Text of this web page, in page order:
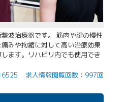
波治療器です。 筋肉や腱の慢性
痛みや拘縮に対して高い治療効果
します。リハビリ内でも使用でき
求人情報閲覧回数：997回